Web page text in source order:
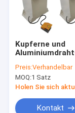
Kupferne und
automatische
Spulen-
Preis:Verhandelbar
MOQ:1 Satz
Holen Sie sich
Kontakt